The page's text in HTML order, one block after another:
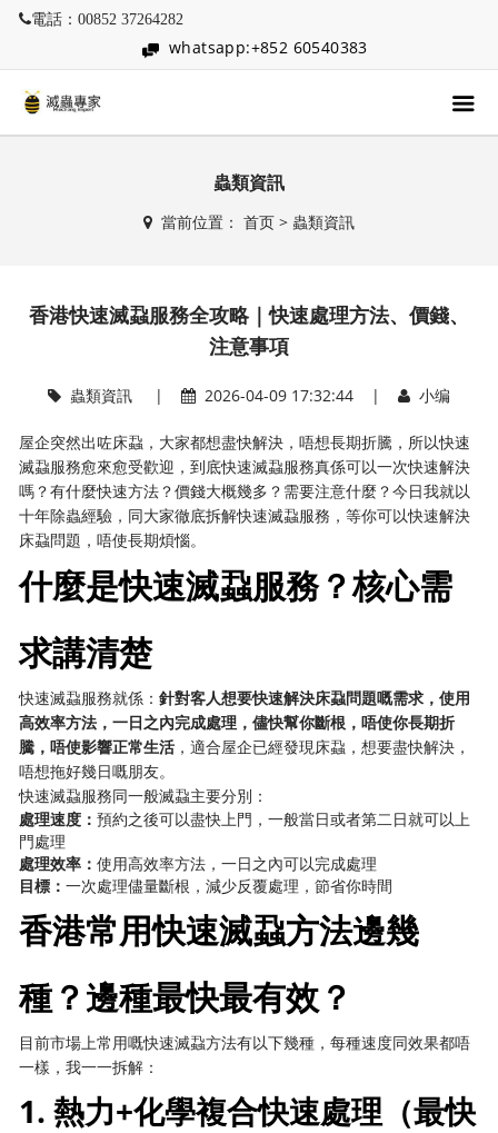
電話：00852 37264282
whatsapp:+852 60540383
蟲類資訊
當前位置： 首页> 蟲類資訊
香港快速滅蝨服務全攻略｜快速處理方法、價錢、
注意事項
蟲類資訊| 2026-04-09 17:32:44 | 小编
屋企突然出咗床蝨，大家都想盡快解決，唔想長期折騰，所以快速
滅蝨服務愈來愈受歡迎，到底快速滅蝨服務真係可以一次快速解決
嗎？有什麼快速方法？價錢大概幾多？需要注意什麼？今日我就以
十年除蟲經驗，同大家徹底拆解快速滅蝨服務，等你可以快速解決
床蝨問題，唔使長期煩惱。
什麼是快速滅蝨服務？核心需
求講清楚
快速滅蝨服務就係：針對客人想要快速解決床蝨問題嘅需求，使用
高效率方法，一日之內完成處理，儘快幫你斷根，唔使你長期折
騰，唔使影響正常生活 ，適合屋企已經發現床蝨，想要盡快解決，
唔想拖好幾日嘅朋友。
快速滅蝨服務同一般滅蝨主要分別：
處理速度：預約之後可以盡快上門，一般當日或者第二日就可以上
門處理
處理效率：使用高效率方法，一日之內可以完成處理
目標：一次處理儘量斷根，減少反覆處理，節省你時間
香港常用快速滅蝨方法邊幾
種？邊種最快最有效？
目前市場上常用嘅快速滅蝨方法有以下幾種，每種速度同效果都唔
一樣，我一一拆解：
1. 熱力+化學複合快速處理（最快